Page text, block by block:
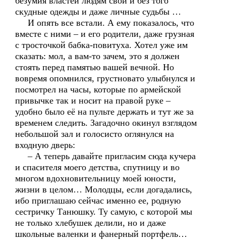
скудные одежды и даже личные судьбы …
И опять все встали. А ему показалось, что
вместе с ними – и его родители, даже грузная
с тросточкой бабка-повитуха. Хотел уже им
сказать: мол, а вам-то зачем, это я должен
стоять перед памятью вашей вечной. Но
вовремя опомнился, грустновато улыбнулся и
посмотрел на часы, которые по армейской
привычке так и носит на правой руке –
удобно было её на пульте держать и тут же за
временем следить. Загадочно окинул взглядом
небольшой зал и голосисто оглянулся на
входную дверь:
– А теперь давайте пригласим сюда кучера
и спасителя моего детства, спутницу и во
многом вдохновительницу моей юности,
жизни в целом… Молодцы, если догадались,
ибо приглашаю сейчас именно ее, родную
сестричку Танюшку. Ту самую, с которой мы
не только хлебушек делили, но и даже
школьные валенки и фанерный портфель…